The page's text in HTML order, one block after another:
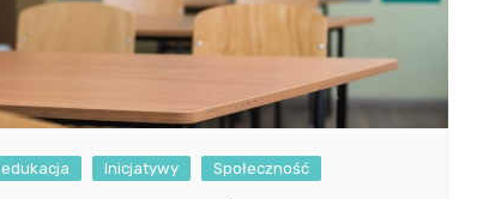
edukacja Inicjatywy Społeczność